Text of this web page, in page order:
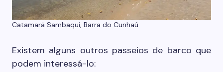
Catamarã Sambaqui, Barra do Cunhaú
Existem alguns outros passeios de barco que
podem interessá-lo: